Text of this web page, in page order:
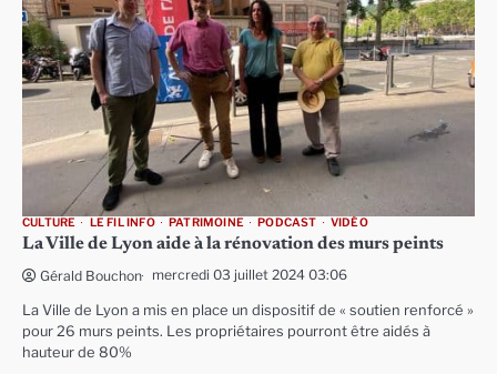
CULTURE LE FIL INFO PATRIMOINE PODCAST VIDÉO
La Ville de Lyon aide à la rénovation des murs peints
Gérald Bouchon mercredi 03 juillet 2024 03:06
La Ville de Lyon a mis en place un dispositif de « soutien renforcé »
pour 26 murs peints. Les propriétaires pourront être aidés à
hauteur de 80%